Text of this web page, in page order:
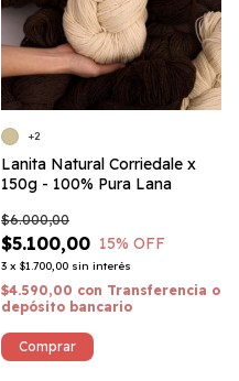
Lanita Natural Corriedale x
150g - 100% Pura Lana
$5.100,00
$6.000,00
15% OFF
3 x $1.700,00 sin interés
$4.590,00 con Transferencia o
depósito bancario
+2
Comprar